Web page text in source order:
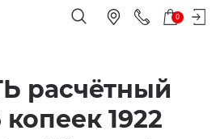
0
расчётный
1922